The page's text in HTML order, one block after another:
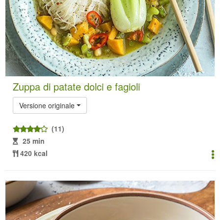
Zuppa di patate dolci e fagioli
Versione originale
(11)
25 min
420 kcal